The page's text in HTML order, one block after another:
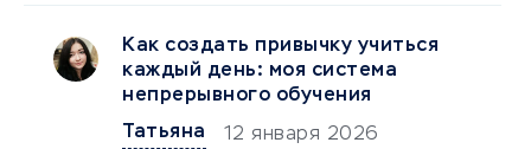
Как создать привычку учиться
каждый день: моя система
непрерывного обучения
Татьяна
12 января 2026